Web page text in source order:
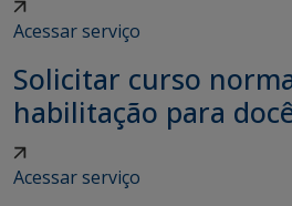
Acessar serviço
Solicitar curso
habilitação para
Acessar serviço